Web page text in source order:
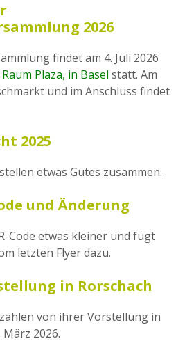
2026
findet am 4. Juli 2026
Plaza, in Basel statt. Am
und im Anschluss findet
2025
etwas Gutes zusammen.
und Änderung
Code etwas kleiner und fügt
letzten Flyer dazu.
in Rorschach
von ihrer Vorstellung in
März 2026.